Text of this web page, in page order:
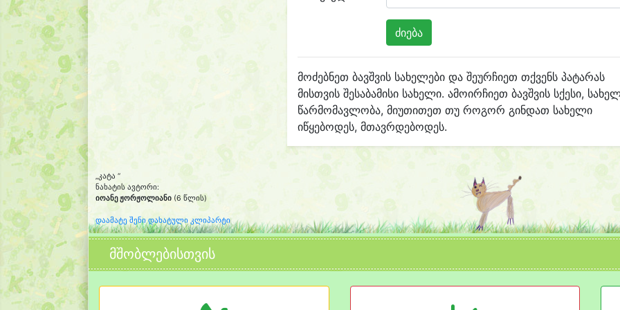
მოძებნეთ ბავშვის სახელები და შეურჩიეთ თქვენს პატარას
მისთვის შესაბამისი სახელი. ამოირჩიეთ ბავშვის სქესი,
წარმომავლობა, მიუთითეთ თუ როგორ გინდათ სახელი
იწყებოდეს, მთავრდებოდეს.
„კატა “
ნახატის ავტორი:
იოანე ჟორჟოლიანი (6 წლის)
დაამატე შენი დახატული კლიპარტი
მშობლებისთვის